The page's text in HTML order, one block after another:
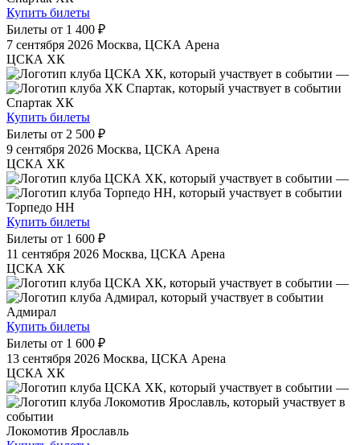
Купить билеты
Билеты от 1 400 ₽
7 сентября 2026 Москва, ЦСКА Арена
ЦСКА ХК
—
Спартак ХК
Купить билеты
Билеты от 2 500 ₽
9 сентября 2026 Москва, ЦСКА Арена
ЦСКА ХК
—
Торпедо НН
Купить билеты
Билеты от 1 600 ₽
11 сентября 2026 Москва, ЦСКА Арена
ЦСКА ХК
—
Адмирал
Купить билеты
Билеты от 1 600 ₽
13 сентября 2026 Москва, ЦСКА Арена
ЦСКА ХК
—
Локомотив Ярославль